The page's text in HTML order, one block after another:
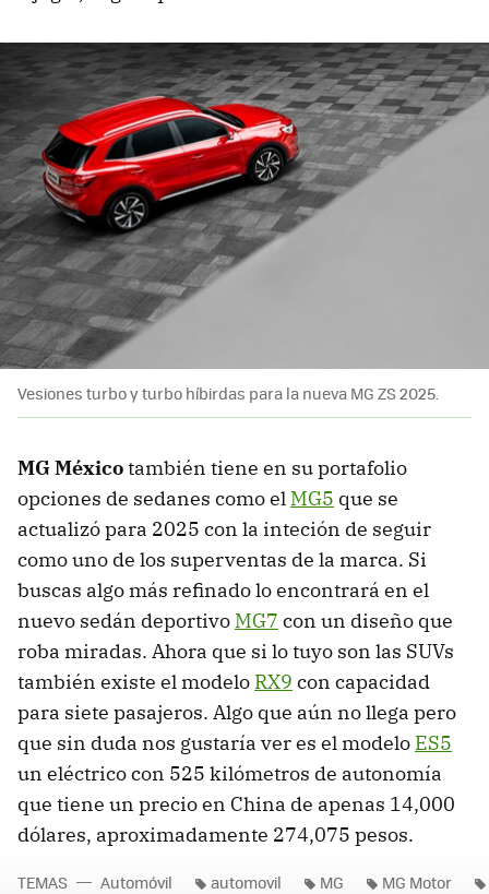
Vesiones turbo y turbo híbirdas para la nueva MG ZS 2025.
MG Méxicotambién tiene en su portafolio
opciones de sedanes como el MG5 que se
actualizó para 2025 con la inteción de seguir
como uno de los superventas de la marca. Si
buscas algo más refinado lo encontrará en el
nuevo sedán deportivo MG7 con un diseño que
roba miradas. Ahora que si lo tuyo son las SUVs
también existe el modelo RX9 con capacidad
para siete pasajeros. Algo que aún no llega pero
que sin duda nos gustaría ver es el modelo ES5
un eléctrico con 525 kilómetros de autonomía
que tiene un precio en China de apenas 14,000
dólares, aproximadamente 274,075 pesos.
TEMAS Automóvil automovil MG MG Motor